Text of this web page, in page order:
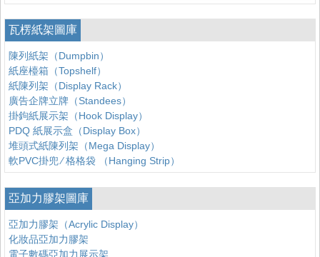
瓦楞紙架圖庫
陳列紙架（Dumpbin）
紙座檯箱（Topshelf）
紙陳列架（Display Rack）
廣告企牌立牌（Standees）
掛鉤紙展示架（Hook Display）
PDQ 紙展示盒（Display Box）
堆頭式紙陳列架（Mega Display）
軟PVC掛兜 ∕ 格格袋 （Hanging Strip）
亞加力膠架圖庫
亞加力膠架（Acrylic Display）
化妝品亞加力膠架
電子數碼亞加力展示架